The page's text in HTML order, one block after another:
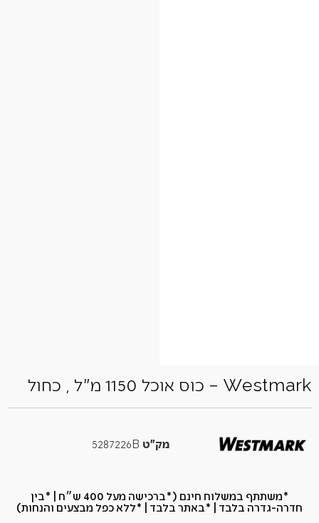
Westmark – כוס אוכל 1150 מ"ל , כחול
מק"ט
*משתתף במשלוח חינם (*ברכישה מעל 400 ש״ח​ | *בין
חדרה-גדרה בלבד | *באתר בלבד | *ללא כפל מבצעים והנחות)